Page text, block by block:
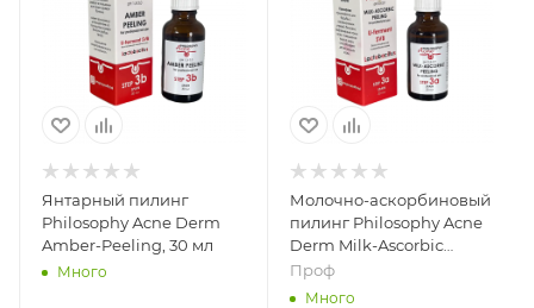
Янтарный пилинг
Philosophy Acne Derm
Amber-Peeling, 30 мл
Много
Молочно-аскорбиновый
пилинг Philosophy Acne
Derm Milk-Ascorbic
Peeling, 30 мл
Проф
Много